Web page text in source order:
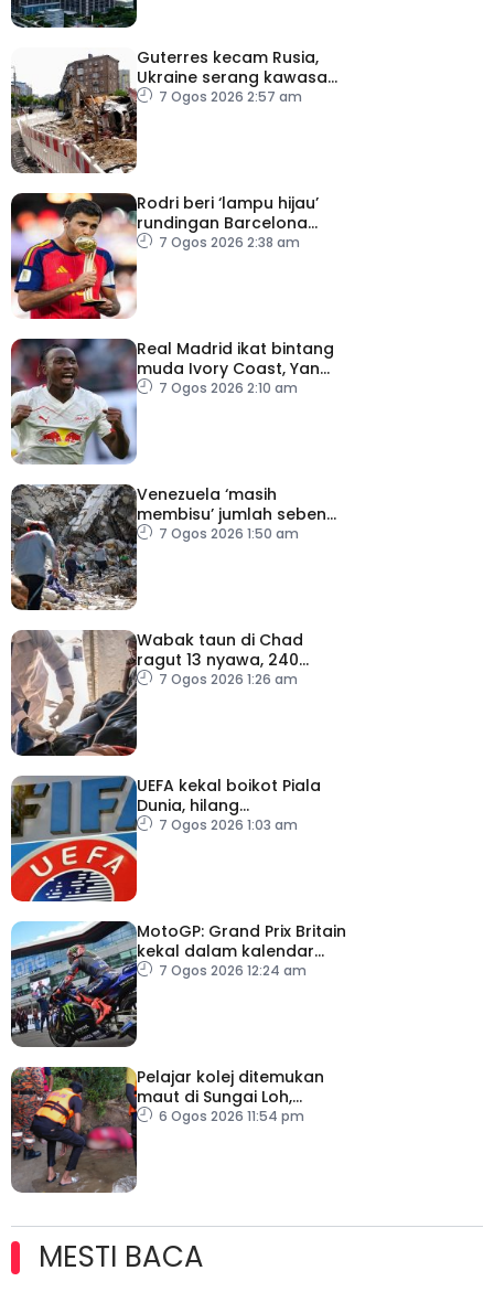
Guterres kecam Rusia,
Ukraine serang kawasan
awam7 Ogos 2026 2:57 am
Rodri beri ‘lampu hijau’
rundingan Barcelona
dengan Man City
7 Ogos 2026 2:38 am
Real Madrid ikat bintang
muda Ivory Coast, Yan
Diomande
7 Ogos 2026 2:10 am
Venezuela ‘masih
membisu’ jumlah sebenar
mangsa hilang dalam
7 Ogos 2026 1:50 am
Wabak taun di Chad
ragut 13 nyawa, 240
dijangkiti
7 Ogos 2026 1:26 am
UEFA kekal boikot Piala
Dunia, hilang
kepercayaan kepada
7 Ogos 2026 1:03 am
MotoGP: Grand Prix Britain
kekal dalam kalendar
hingga 2028
7 Ogos 2026 12:24 am
Pelajar kolej ditemukan
maut di Sungai Loh,
Dungun
6 Ogos 2026 11:54 pm
MESTI BACA